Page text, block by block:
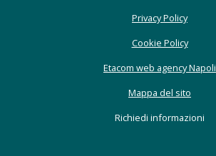
Privacy Policy
Cookie Policy
Etacom web agency Napoli
Mappa del sito
Richiedi informazioni